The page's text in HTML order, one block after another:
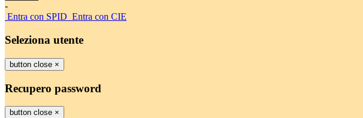
-
Entra con SPID Entra con CIE
Seleziona utente
button close ×
Recupero password
button close ×